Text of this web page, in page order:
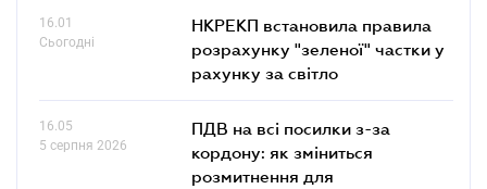
16.01
Сьогодні
НКРЕКП встановила правила
розрахунку "зеленої" частки у
рахунку за світло
16.05
5 серпня 2026
ПДВ на всі посилки з-за
кордону: як зміниться
розмитнення для